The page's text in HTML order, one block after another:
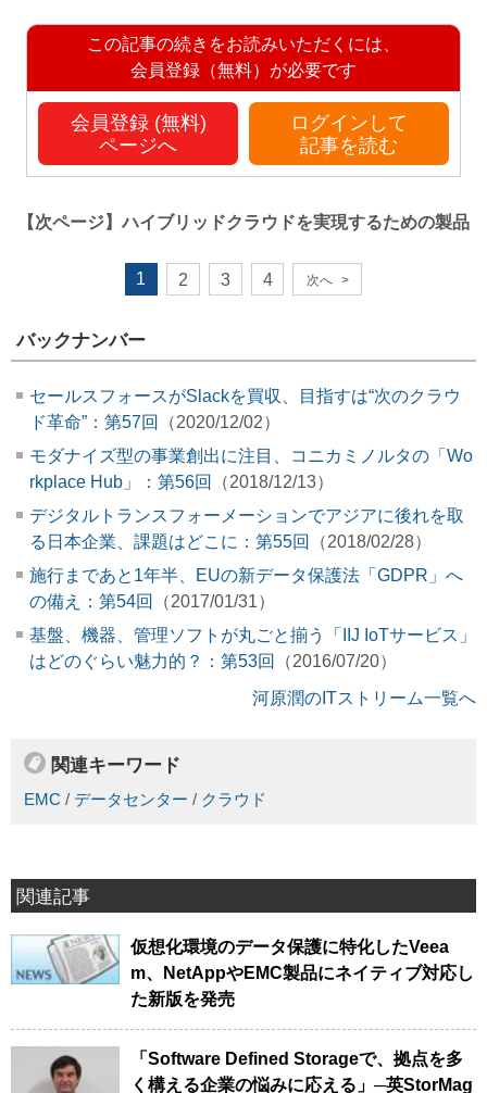
この記事の続きをお読みいただくには、
会員登録（無料）が必要です
会員登録 (無料)
ページへ
ログインして
記事を読む
【次ページ】ハイブリッドクラウドを実現するための製品
1 2 3 4 次へ >
バックナンバー
セールスフォースがSlackを買収、目指すは“次のクラウ
ド革命”：第57回
（2020/12/02）
モダナイズ型の事業創出に注目、コニカミノルタの「Wo
rkplace Hub」：第56回
（2018/12/13）
デジタルトランスフォーメーションでアジアに後れを取
る日本企業、課題はどこに：第55回
（2018/02/28）
施行まであと1年半、EUの新データ保護法「GDPR」へ
の備え：第54回
（2017/01/31）
基盤、機器、管理ソフトが丸ごと揃う「IIJ IoTサービス」
はどのぐらい魅力的？：第53回
（2016/07/20）
河原潤のITストリーム一覧へ
関連キーワード
EMC / データセンター / クラウド
関連記事
仮想化環境のデータ保護に特化したVeea
m、NetAppやEMC製品にネイティブ対応し
た新版を発売
「Software Defined Storageで、拠点を多
く構える企業の悩みに応える」─英StorMag